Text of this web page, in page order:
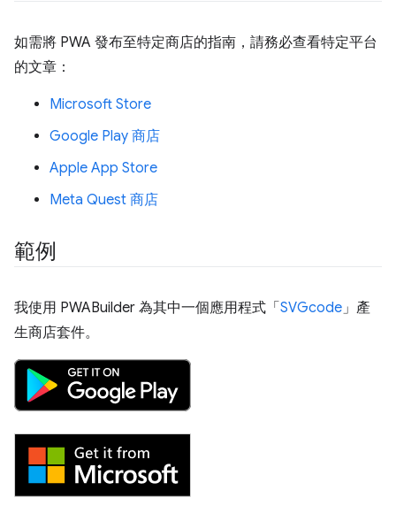
如需將 PWA 發布至特定商店的指南，請務必查看特定平台
的文章：
Microsoft Store
Google Play 商店
Apple App Store
Meta Quest 商店
範例
我使用 PWABuilder 為其中一個應用程式「SVGcode 」產
生商店套件。